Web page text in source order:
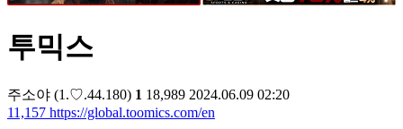
투믹스
주소야 (1.♡.44.180) 1 18,989 2024.06.09 02:20
11,157 https://global.toomics.com/en